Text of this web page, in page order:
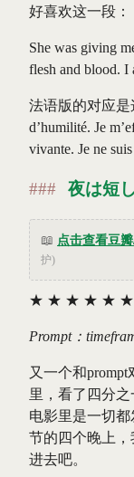
好喜欢这一段：
She was giving
flesh and blood. I
法语版的对应是
d’humilité. Je
vivante. Je ne
夜は短
📖 点击查看豆
护)
★ ★ ★ ★ ★ ★
Prompt：
又一个和
里，看了四分之
电影里是一切
节的四个晚上
进去吧。